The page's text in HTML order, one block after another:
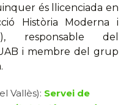
és llicenciada en
Història Moderna i
responsable del
i membre del grup
Vallès): Servei de